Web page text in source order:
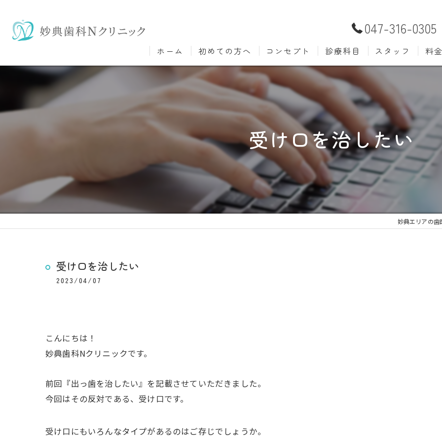
047-316-0305
ホーム 初めての方へ コンセプト 診療科目
むし歯治療
小児歯科
口腔外科
ホワイトニング 歯科検診
審美歯科 根管治療
知覚過敏
子ども
スタッフ 料
受け口を治したい
妙典エリアの歯
受け口を治したい
2023/04/07
こんにちは！
妙典歯科Nクリニックです。
前回『出っ歯を治したい』を記載させていただきました。
今回はその反対である、受け口です。
受け口にもいろんなタイプがあるのはご存じでしょうか。